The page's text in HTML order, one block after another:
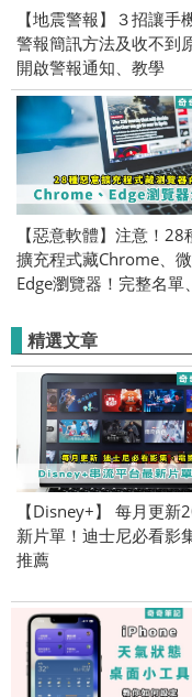
【地震警報】３招讓手
警報簡訊方法及收不到
開啟警報通知、教學
【惡意軟體】注意！28
擴充程式藏Chrome、
Edge瀏覽器！完整名單
精選文章
【Disney+】 每月更新
新片單！迪士尼必看影
推薦